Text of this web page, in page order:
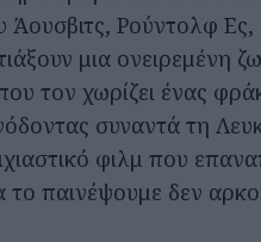
Άουσβιτς, Ρούντολφ Ες,
μια ονειρεμένη
τον χωρίζει ένας
συναντά τη
φιλμ που
το παινέψουμε δεν